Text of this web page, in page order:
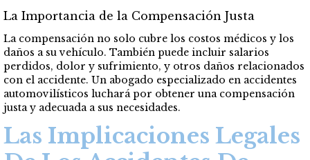
La Importancia de la Compensación Justa
La compensación no solo cubre los costos médicos y los
daños a su vehículo. También puede incluir salarios
perdidos, dolor y sufrimiento, y otros daños relacionados
con el accidente. Un abogado especializado en accidentes
automovilísticos luchará por obtener una compensación
justa y adecuada a sus necesidades.
Las Implicaciones Legales